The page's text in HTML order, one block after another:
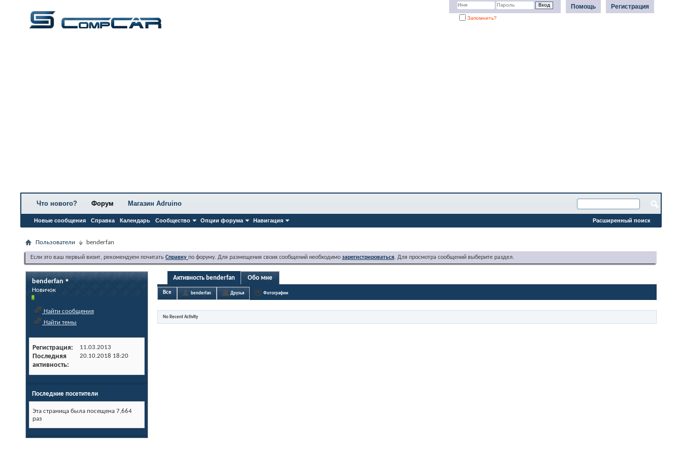
Регистрация
Помощь
Запомнить?
Что нового? Форум
Новые сообщения Справка Календарь Сообщество Опции форума Навигация
Магазин Adruino
Расширенный поиск
Пользователи benderfan
Если это ваш первый визит, рекомендуем почитать Справку по форуму. Для размещения своих сообщений необходимо зарегистрироваться. Для просмотра сообщений выберите раздел.
benderfan
Новичок
Найти сообщения
Найти темы
Регистрация 11.03.2013
Последняя
активность
20.10.2018 18:20
Последние посетители
Эта страница была посещена 7,664
раз
Активность benderfan Обо мне
Все benderfan Друзья Фотографии
No Recent Activity